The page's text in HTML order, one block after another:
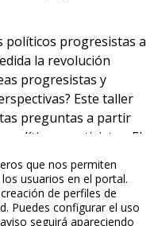
que nos permiten
usuarios en el portal.
de perfiles de
Puedes configurar el uso
seguirá apareciendo
políticos progresistas a
la revolución
progresistas y
Este taller
preguntas a partir
políticos y activistas. El
y español con